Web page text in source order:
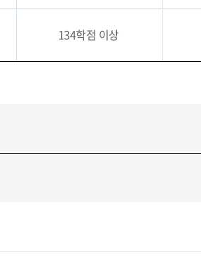
134학점 이상